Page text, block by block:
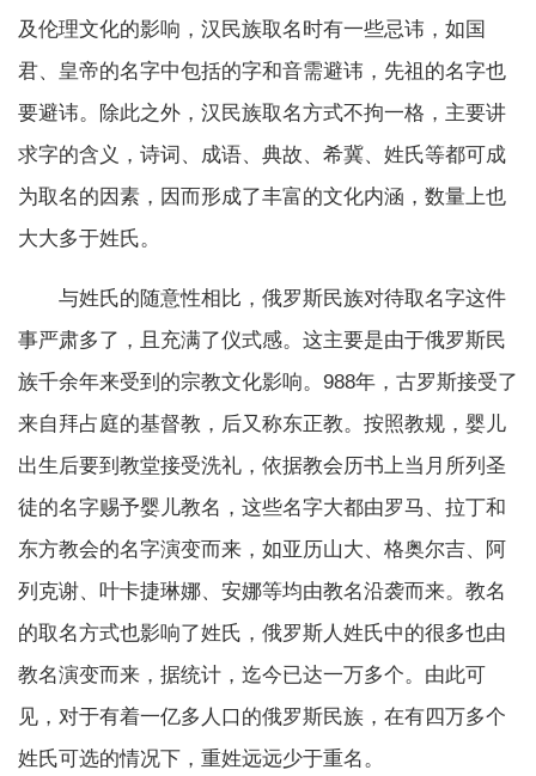
及伦理文化的影响，汉民族取名时有一些忌讳，如国
君、皇帝的名字中包括的字和音需避讳，先祖的名字也
要避讳。除此之外，汉民族取名方式不拘一格，主要讲
求字的含义，诗词、成语、典故、希冀、姓氏等都可成
为取名的因素，因而形成了丰富的文化内涵，数量上也
大大多于姓氏。
与姓氏的随意性相比，俄罗斯民族对待取名字这件
事严肃多了，且充满了仪式感。这主要是由于俄罗斯民
族千余年来受到的宗教文化影响。988年，古罗斯接受了
来自拜占庭的基督教，后又称东正教。按照教规，婴儿
出生后要到教堂接受洗礼，依据教会历书上当月所列圣
徒的名字赐予婴儿教名，这些名字大都由罗马、拉丁和
东方教会的名字演变而来，如亚历山大、格奥尔吉、阿
列克谢、叶卡捷琳娜、安娜等均由教名沿袭而来。教名
的取名方式也影响了姓氏，俄罗斯人姓氏中的很多也由
教名演变而来，据统计，迄今已达一万多个。由此可
见，对于有着一亿多人口的俄罗斯民族，在有四万多个
姓氏可选的情况下，重姓远远少于重名。